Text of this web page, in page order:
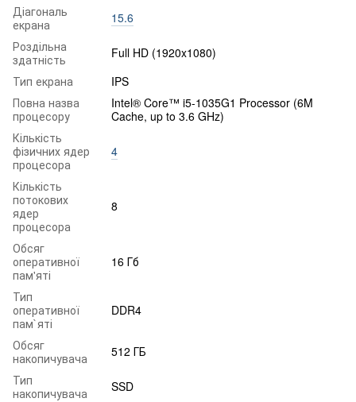
Діагональ
екрана
15.6
Роздільна
здатність
Full HD (1920x1080)
Тип екрана
IPS
Повна назва
процесору
Intel® Core™ i5-1035G1 Processor (6M
Cache, up to 3.6 GHz)
Кількість
фізичних ядер
процесора
4
Кількість
потокових
ядер
процесора
8
Обсяг
оперативної
пам'яті
16 Гб
Тип
оперативної
пам`яті
DDR4
Обсяг
накопичувача
512 ГБ
Тип
накопичувача
SSD